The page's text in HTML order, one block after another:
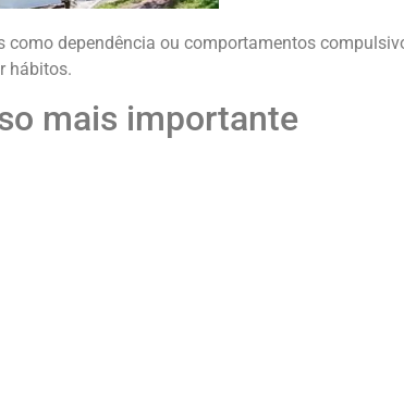
dependência ou comportamentos
hábitos.
mais importante